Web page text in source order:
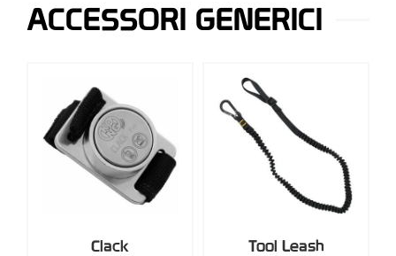
ACCESSORI GENERICI
Clack Tool Leash